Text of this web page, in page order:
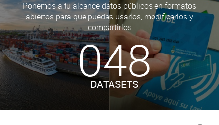
Ponemos a tu alcance datos públicos en formatos
abiertos para que puedas usarlos, modificarlos y
compartirlos
048
DATASETS